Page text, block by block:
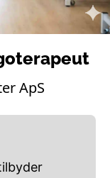
ApS